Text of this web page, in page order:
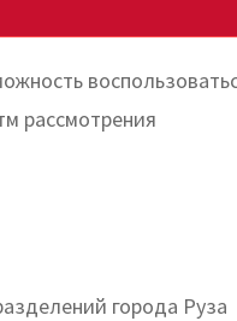
рассмотрения
города Руза